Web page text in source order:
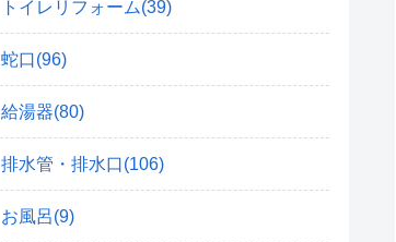
トイレリフォーム(39)
蛇口(96)
給湯器(80)
排水管・排水口(106)
お風呂(9)